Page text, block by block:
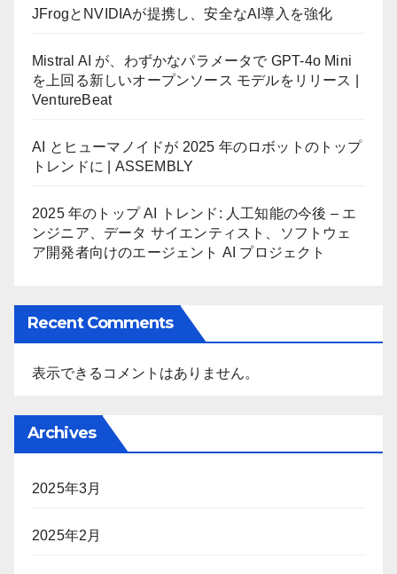
JFrogとNVIDIAが提携し、安全なAI導入を強化
Mistral AI が、わずかなパラメータで GPT-4o Mini
を上回る新しいオープンソース モデルをリリース |
VentureBeat
AI とヒューマノイドが 2025 年のロボットのトップ
トレンドに | ASSEMBLY
2025 年のトップ AI トレンド: 人工知能の今後 – エ
ンジニア、データ サイエンティスト、ソフトウェ
ア開発者向けのエージェント AI プロジェクト
Recent Comments
表示できるコメントはありません。
Archives
2025年3月
2025年2月